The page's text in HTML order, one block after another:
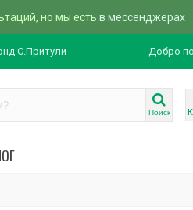
но мы есть в мессенджерах
С.Притули Добро
Поиск